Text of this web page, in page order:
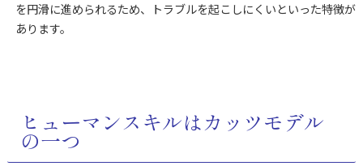
を円滑に進められるため、トラブルを起こしにくいといった特徴が
あります。
ヒューマンスキルはカッツモデル
の一つ